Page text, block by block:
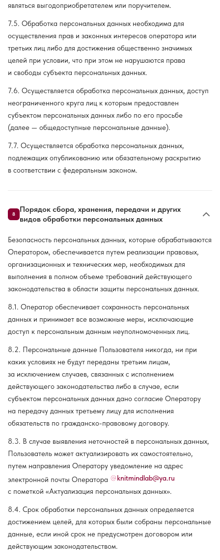
являться выгодоприобретателем или поручителем.
7.5. Обработка персональных данных необходима для
осуществления прав и законных интересов оператора или
третьих лиц либо для достижения общественно значимых
целей при условии, что при этом не нарушаются права
и свободы субъекта персональных данных.
7.6. Осуществляется обработка персональных данных, доступ
неограниченного круга лиц к которым предоставлен
субъектом персональных данных либо по его просьбе
(далее — общедоступные персональные данные).
7.7. Осуществляется обработка персональных данных,
подлежащих опубликованию или обязательному раскрытию
в соответствии с федеральным законом.
8
Порядок сбора, хранения, передачи и других
видов обработки персональных данных
Безопасность персональных данных, которые обрабатываются
Оператором, обеспечивается путем реализации правовых,
организационных и технических мер, необходимых для
выполнения в полном объеме требований действующего
законодательства в области защиты персональных данных.
8.1. Оператор обеспечивает сохранность персональных
данных и принимает все возможные меры, исключающие
доступ к персональным данным неуполномоченных лиц.
8.2. Персональные данные Пользователя никогда, ни при
каких условиях не будут переданы третьим лицам,
за исключением случаев, связанных с исполнением
действующего законодательства либо в случае, если
субъектом персональных данных дано согласие Оператору
на передачу данных третьему лицу для исполнения
обязательств по гражданско-правовому договору.
8.3. В случае выявления неточностей в персональных данных,
Пользователь может актуализировать их самостоятельно,
путем направления Оператору уведомление на адрес
электронной почты Оператора
knitmindlab@ya.ru
с пометкой «Актуализация персональных данных».
8.4. Срок обработки персональных данных определяется
достижением целей, для которых были собраны персональные
данные, если иной срок не предусмотрен договором или
действующим законодательством.